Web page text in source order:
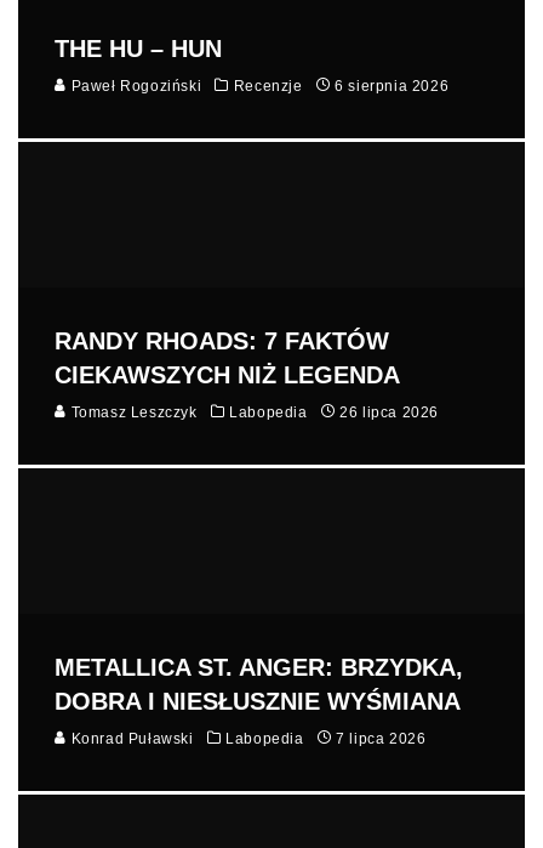
THE HU – HUN
Paweł Rogoziński Recenzje 6 sierpnia 2026
RANDY RHOADS: 7 FAKTÓW
CIEKAWSZYCH NIŻ LEGENDA
Tomasz Leszczyk Labopedia 26 lipca 2026
METALLICA ST. ANGER: BRZYDKA,
DOBRA I NIESŁUSZNIE WYŚMIANA
Konrad Puławski Labopedia 7 lipca 2026